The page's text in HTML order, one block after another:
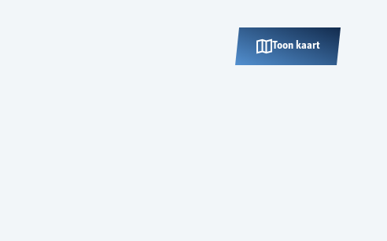
Toon kaart